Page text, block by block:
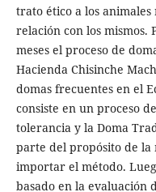
trato ético a los
relación con los mismos.
meses el proceso de
Hacienda Chisinche
domas frecuentes en el
consiste en un proceso
tolerancia y la Doma
parte del propósito de la
importar el método.
basado en la evaluación